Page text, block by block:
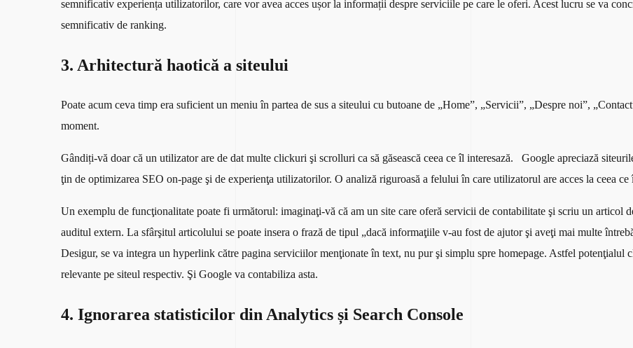
semnificativ experiența utilizatorilor, care vor avea acces ușor la informații despre serviciile pe care le oferi. Acest lucru se va
semnificativ de ranking.
3. Arhitectură haotică a siteului
Poate acum ceva timp era suficient un meniu în partea de sus a siteului cu butoane de „Home”, „Servicii”, „Despre noi”,
moment.
Gândiți-vă doar că un utilizator are de dat multe clickuri şi scrolluri ca să găsească ceea ce îl interesază. Google apreciază
ţin de optimizarea SEO on-page şi de experienţa utilizatorilor. O analiză riguroasă a felului în care utilizatorul are acces la ceea ce
Un exemplu de funcţionalitate poate fi următorul: imaginaţi-vă că am un site care oferă servicii de contabilitate şi scriu un articol
auditul extern. La sfârşitul articolului se poate insera o frază de tipul „dacă informaţiile v-au fost de ajutor şi aveţi mai multe
Desigur, se va integra un hyperlink către pagina serviciilor menţionate în text, nu pur şi simplu spre homepage. Astfel
relevante pe siteul respectiv. Şi Google va contabiliza asta.
4. Ignorarea statisticilor din Analytics și Search Console